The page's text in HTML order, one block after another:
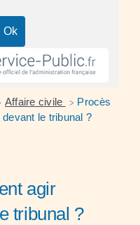
Affaire civile > Procès
le tribunal ?
agir
tribunal ?